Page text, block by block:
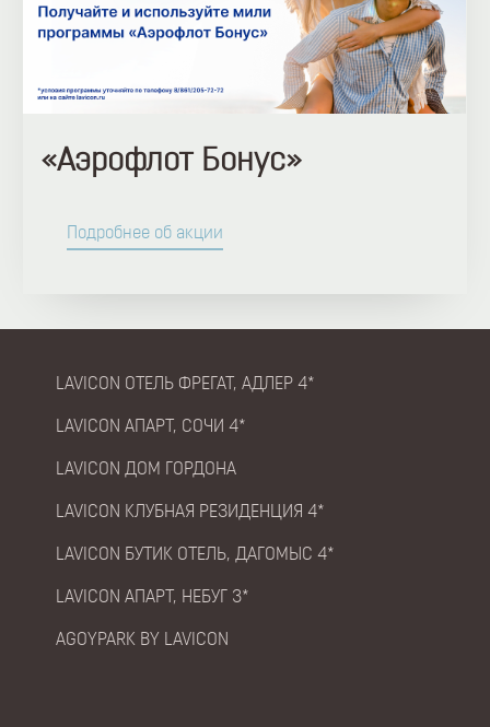
«Аэрофлот Бонус»
Подробнее об акции
LAVICON ОТЕЛЬ ФРЕГАТ, АДЛЕР 4*
LAVICON АПАРТ, СОЧИ 4*
LAVICON ДОМ ГОРДОНА
LAVICON КЛУБНАЯ РЕЗИДЕНЦИЯ 4*
LAVICON БУТИК ОТЕЛЬ, ДАГОМЫС 4*
LAVICON АПАРТ, НЕБУГ 3*
AGOYPARK BY LAVICON